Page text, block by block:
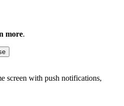
more.
screen with push notifications,